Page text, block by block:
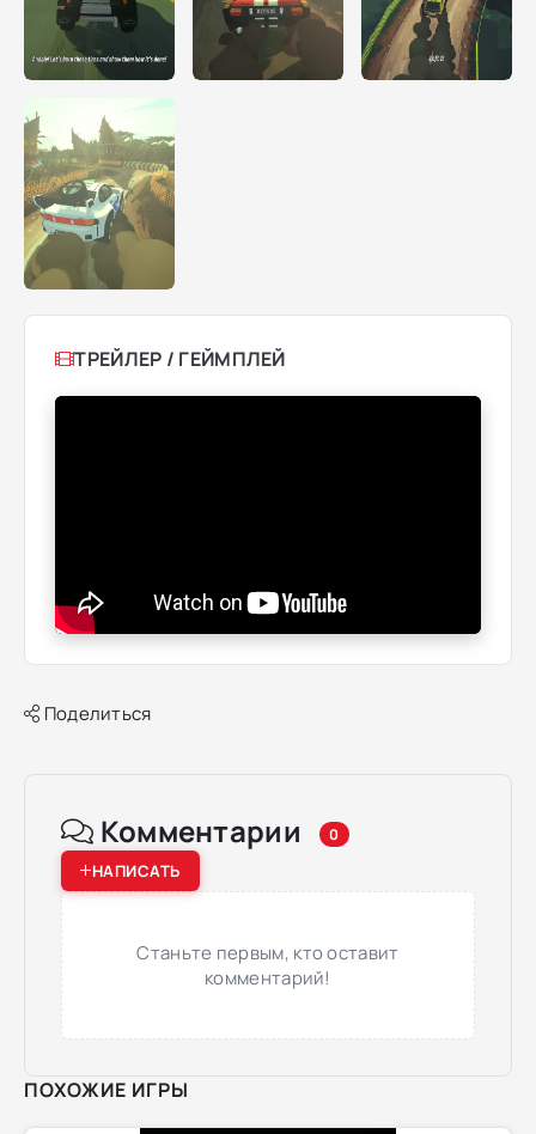
ТРЕЙЛЕР / ГЕЙМПЛЕЙ
Поделиться
Комментарии 0
НАПИСАТЬ
Станьте первым, кто оставит
комментарий!
ПОХОЖИЕ ИГРЫ